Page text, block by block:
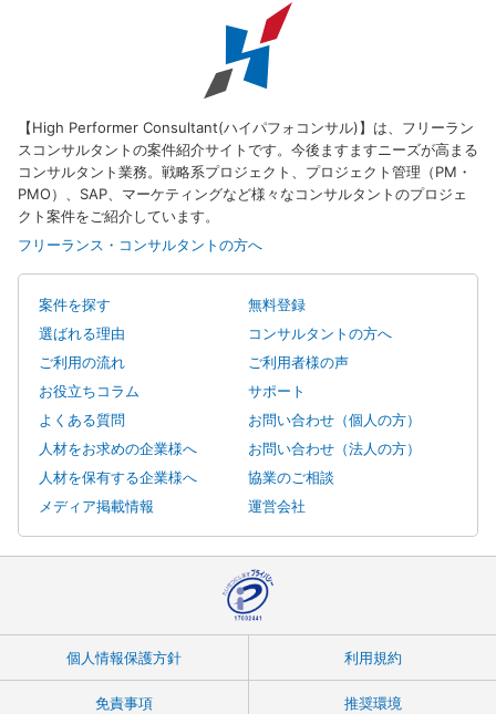
【High Performer Consultant(ハイパフォコンサル)】は、フリーラン
スコンサルタントの案件紹介サイトです。今後ますますニーズが高まる
コンサルタント業務。戦略系プロジェクト、プロジェクト管理（PM・
PMO）、SAP、マーケティングなど様々なコンサルタントのプロジェ
クト案件をご紹介しています。
フリーランス・コンサルタントの方へ
案件を探す
無料登録
選ばれる理由
コンサルタントの方へ
ご利用の流れ
ご利用者様の声
お役立ちコラム
サポート
よくある質問
お問い合わせ（個人の方）
人材をお求めの企業様へ
お問い合わせ（法人の方）
人材を保有する企業様へ
協業のご相談
メディア掲載情報
運営会社
個人情報保護方針 利用規約
免責事項 推奨環境